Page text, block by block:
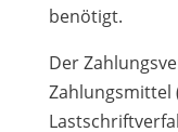
benötigt.
Der
Zahlungsmittel